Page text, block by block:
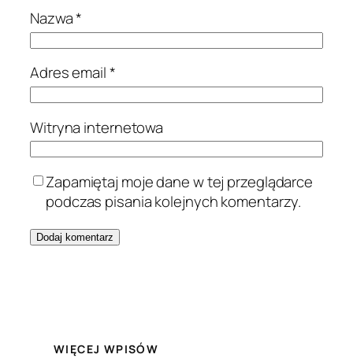
Nazwa*
Adres email*
Witryna internetowa
Zapamiętaj moje dane w tej przeglądarce
podczas pisania kolejnych komentarzy.
WIĘCEJ WPISÓW